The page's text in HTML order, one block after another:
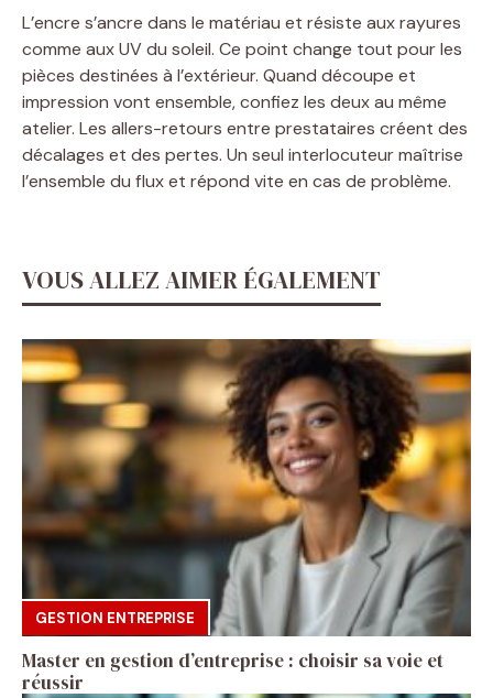
L’encre s’ancre dans le matériau et résiste aux rayures
comme aux UV du soleil. Ce point change tout pour les
pièces destinées à l’extérieur. Quand découpe et
impression vont ensemble, confiez les deux au même
atelier. Les allers-retours entre prestataires créent des
décalages et des pertes. Un seul interlocuteur maîtrise
l’ensemble du flux et répond vite en cas de problème.
VOUS ALLEZ AIMER ÉGALEMENT
GESTION ENTREPRISE
Master en gestion d’entreprise : choisir sa voie et
réussir